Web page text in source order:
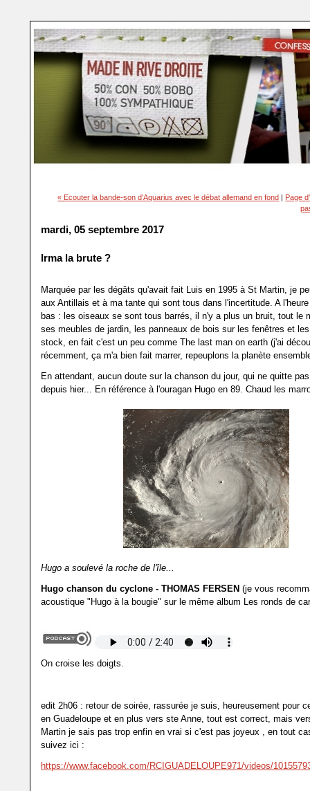
« Ecouter la bande-son d'Aquarius avec le débat allemand en fond | Page
mardi, 05 septembre 2017
Irma la brute ?
Marquée par les dégâts qu'avait fait Luis en 1995 à St Martin, je
aux Antillais et à ma tante qui sont tous dans l'incertitude. A
bas : les oiseaux se sont tous barrés, il n'y a plus un bruit, tout le
ses meubles de jardin, les panneaux de bois sur les fenêtres et
stock, en fait c'est un peu comme The last man on earth (j'ai
récemment, ça m'a bien fait marrer, repeuplons la planète
En attendant, aucun doute sur la chanson du jour, qui ne quitte
depuis hier... En référence à l'ouragan Hugo en 89. Chaud les
Hugo a soulevé la roche de l'île...
Hugo chanson du cyclone - THOMAS FERSEN (je vous
acoustique "Hugo à la bougie" sur le même album Les ronds de
On croise les doigts.
edit 2h06 : retour de soirée, rassurée je suis, heureusement pour
en Guadeloupe et en plus vers ste Anne, tout est correct, mais
Martin je sais pas trop enfin en vrai si c'est pas joyeux , en tout
suivez ici :
https://www.facebook.com/RCIGUADELOUPE971/videos/